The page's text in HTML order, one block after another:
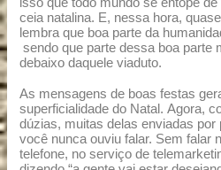
ceia natalina. E, nessa hora,
lembra que boa parte da
sendo que parte dessa boa parte
debaixo daquele viaduto.
As mensagens de boas festas
superficialidade do Natal. Agora,
dúzias, muitas delas enviadas
você nunca ouviu falar. Sem falar
telefone, no serviço de